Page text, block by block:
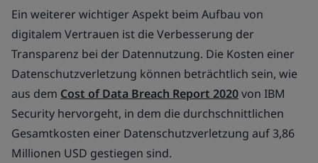
Ein weiterer wichtiger Aspekt beim Aufbau von
digitalem Vertrauen ist die Verbesserung der
Transparenz bei der Datennutzung. Die Kosten einer
Datenschutzverletzung können beträchtlich sein, wie
aus dem Cost of Data Breach Report 2020von IBM
Security hervorgeht, in dem die durchschnittlichen
Gesamtkosten einer Datenschutzverletzung auf 3,86
Millionen USD gestiegen sind.